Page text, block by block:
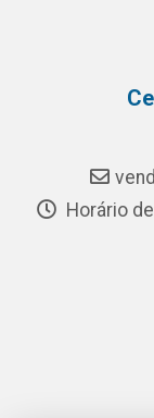
Horário